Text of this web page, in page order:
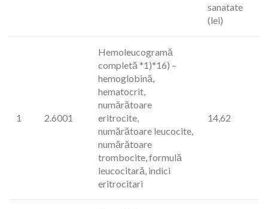
sanatate
(lei)
1 2.6001
Hemoleucogramă
completă *1)*16) –
hemoglobină,
hematocrit,
numărătoare
eritrocite,
numărătoare leucocite,
numărătoare
trombocite, formulă
leucocitară, indici
eritrocitari
14,62